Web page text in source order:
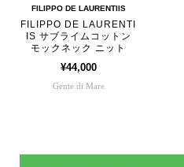
FILIPPO DE LAURENTIIS
FILIPPO DE LAURENTI
IS サブライムコットン
モックネック ニット
¥44,000
Gente di Mare